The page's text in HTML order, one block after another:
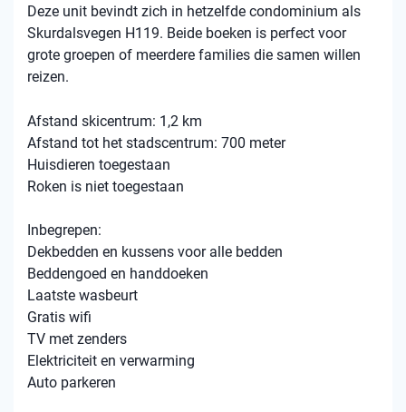
Deze unit bevindt zich in hetzelfde condominium als
Skurdalsvegen H119. Beide boeken is perfect voor
grote groepen of meerdere families die samen willen
reizen.
Afstand skicentrum: 1,2 km
Afstand tot het stadscentrum: 700 meter
Huisdieren toegestaan
Roken is niet toegestaan
Inbegrepen:
Dekbedden en kussens voor alle bedden
Beddengoed en handdoeken
Laatste wasbeurt
Gratis wifi
TV met zenders
Elektriciteit en verwarming
Auto parkeren